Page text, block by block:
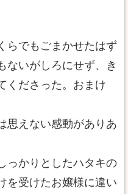
らでもごまかせたはず
ないがしろにせず、き
くださった。おまけ
思えない感動がありあ
っかりとしたハタキの
を受けたお嬢様に違い